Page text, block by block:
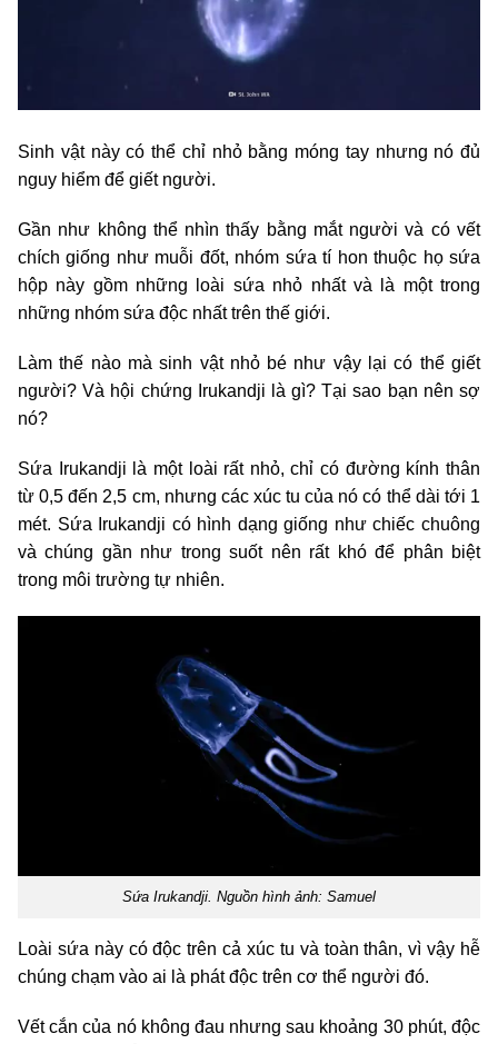
Sinh vật này có thể chỉ nhỏ bằng móng tay nhưng nó đủ
nguy hiểm để giết người.
Gần như không thể nhìn thấy bằng mắt người và có vết
chích giống như muỗi đốt, nhóm sứa tí hon thuộc họ sứa
hộp này gồm những loài sứa nhỏ nhất và là một trong
những nhóm sứa độc nhất trên thế giới.
Làm thế nào mà sinh vật nhỏ bé như vậy lại có thể giết
người? Và hội chứng Irukandji là gì? Tại sao bạn nên sợ
nó?
Sứa Irukandji là một loài rất nhỏ, chỉ có đường kính thân
từ 0,5 đến 2,5 cm, nhưng các xúc tu của nó có thể dài tới 1
mét. Sứa Irukandji có hình dạng giống như chiếc chuông
và chúng gần như trong suốt nên rất khó để phân biệt
trong môi trường tự nhiên.
Sứa Irukandji. Nguồn hình ảnh: Samuel
Loài sứa này có độc trên cả xúc tu và toàn thân, vì vậy hễ
chúng chạm vào ai là phát độc trên cơ thể người đó.
Vết cắn của nó không đau nhưng sau khoảng 30 phút, độc